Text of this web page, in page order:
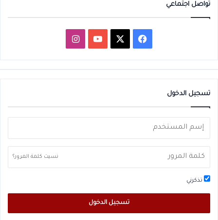
تواصل اجتماعي
فيسبوك ‫YouTubeانستقرام
تسجيل الدخول
نسيت كلمة المرور؟
تذكرني
تسجيل الدخول